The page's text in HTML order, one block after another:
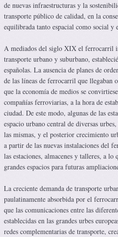
de nuevas infraestructuras y la
transporte público de calidad, en la
equilibrada tanto espacial como social y
A mediados del siglo XIX el ferrocarril
transporte urbano y suburbano,
españolas. La ausencia de planes de
de las líneas de ferrocarril que llegaban
que la economía de medios se
compañías ferroviarias, a la hora de
ciudad. De este modo, algunas de las
espacio urbano central de diversas
las mismas, y el posterior crecimiento
a partir de las nuevas instalaciones del
las estaciones, almacenes y talleres, a
grandes espacios para futuras
La creciente demanda de transporte
paulatinamente absorbida por el
que las comunicaciones entre las
establecidas en las grandes urbes
redes complementarias de transporte,